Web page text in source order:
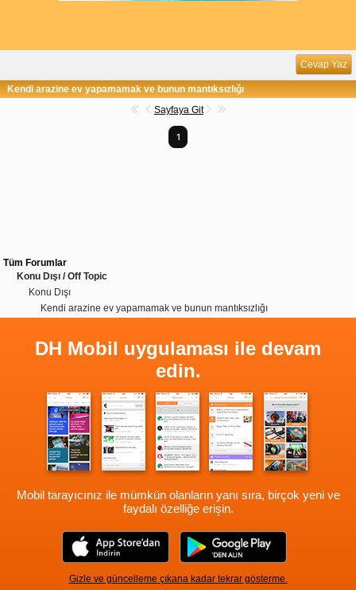
Cevap Yaz
Kendi arazine ev yapamamak ve bunun mantıksızlığı
Sayfaya Git
1
Tüm Forumlar
Konu Dışı / Off Topic
Konu Dışı
Kendi arazine ev yapamamak ve bunun mantıksızlığı
DH Mobil uygulaması ile devam
edin.
Mobil tarayıcınız ile mümkün olanların yanı sıra, birçok yeni ve
faydalı özelliğe erişin.
Gizle ve güncelleme çıkana kadar tekrar gösterme.